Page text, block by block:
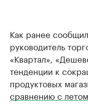
Как ранее
руководитель
«Квартал»,
тенденции к
продуктовых
сравнению с